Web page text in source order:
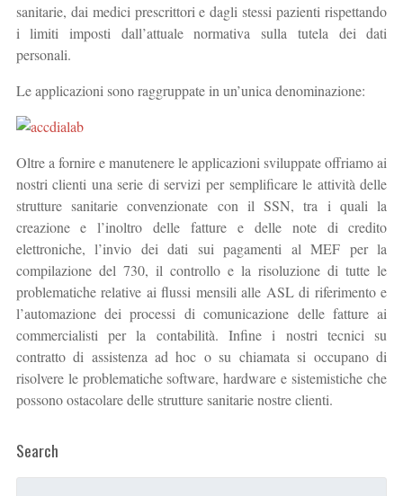
sanitarie, dai medici prescrittori e dagli stessi pazienti rispettando
i limiti imposti dall’attuale normativa sulla tutela dei dati
personali.
Le applicazioni sono raggruppate in un’unica denominazione:
Oltre a fornire e manutenere le applicazioni sviluppate offriamo ai
nostri clienti una serie di servizi per semplificare le attività delle
strutture sanitarie convenzionate con il SSN, tra i quali la
creazione e l’inoltro delle fatture e delle note di credito
elettroniche, l’invio dei dati sui pagamenti al MEF per la
compilazione del 730, il controllo e la risoluzione di tutte le
problematiche relative ai flussi mensili alle ASL di riferimento e
l’automazione dei processi di comunicazione delle fatture ai
commercialisti per la contabilità. Infine i nostri tecnici su
contratto di assistenza ad hoc o su chiamata si occupano di
risolvere le problematiche software, hardware e sistemistiche che
possono ostacolare delle strutture sanitarie nostre clienti.
Search